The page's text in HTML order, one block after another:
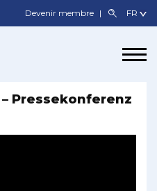
Devenir membre
– Pressekonferenz